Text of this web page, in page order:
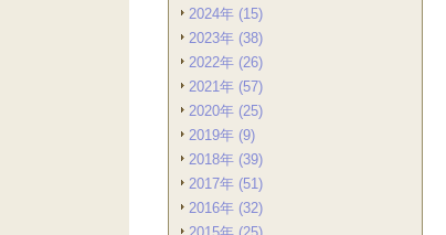
2024年 (15)
2023年 (38)
2022年 (26)
2021年 (57)
2020年 (25)
2019年 (9)
2018年 (39)
2017年 (51)
2016年 (32)